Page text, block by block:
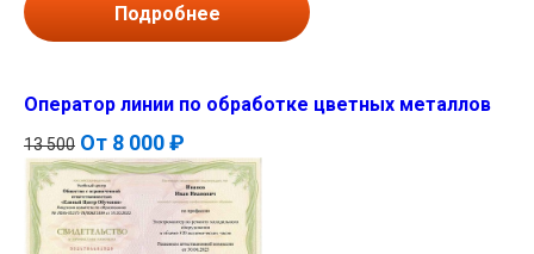
Подробнее
Оператор линии по обработке цветных металлов
13 500 От 8 000 ₽